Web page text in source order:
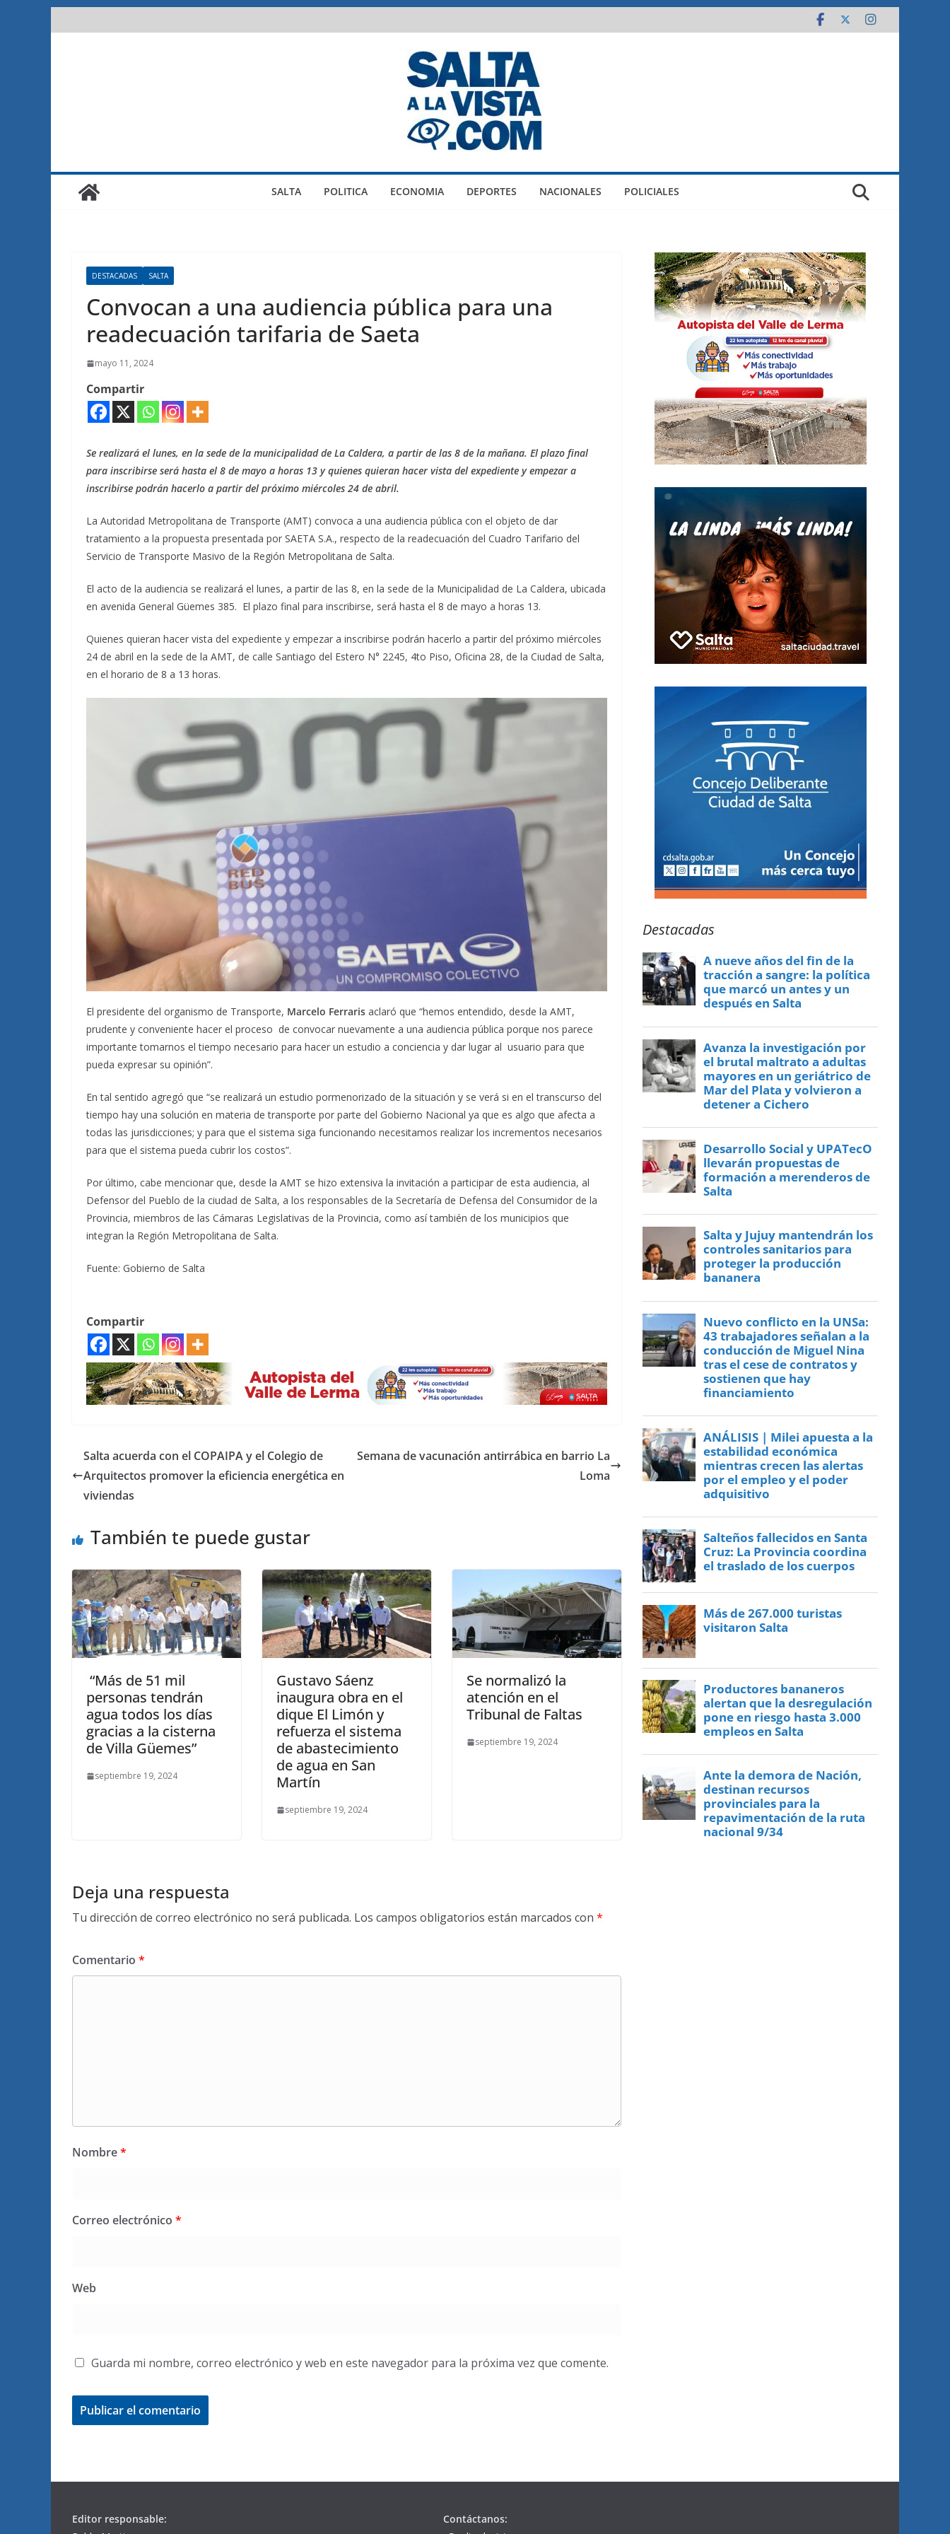
al
SALTA POLITICA ECONOMIA DEPORTES NACIONALES POLICIALES
DESTACADAS SALTA
Convocan a una audiencia pública para una
readecuación tarifaria de Saeta
mayo 11, 2024
Compartir
Se realizará el lunes, en la sede de la municipalidad de La Caldera, a partir de las 8 de la mañana. El plazo final
para inscribirse será hasta el 8 de mayo a horas 13 y quienes quieran hacer vista del expediente y empezar a
inscribirse podrán hacerlo a partir del próximo miércoles 24 de abril.
La Autoridad Metropolitana de Transporte (AMT) convoca a una audiencia pública con el objeto de dar
tratamiento a la propuesta presentada por SAETA S.A., respecto de la readecuación del Cuadro Tarifario del
Servicio de Transporte Masivo de la Región Metropolitana de Salta.
El acto de la audiencia se realizará el lunes, a partir de las 8, en la sede de la Municipalidad de La Caldera, ubicada
en avenida General Güemes 385. El plazo final para inscribirse, será hasta el 8 de mayo a horas 13.
Quienes quieran hacer vista del expediente y empezar a inscribirse podrán hacerlo a partir del próximo miércoles
24 de abril en la sede de la AMT, de calle Santiago del Estero N° 2245, 4to Piso, Oficina 28, de la Ciudad de Salta,
en el horario de 8 a 13 horas.
El presidente del organismo de Transporte, Marcelo Ferraris aclaró que “hemos entendido, desde la AMT,
prudente y conveniente hacer el proceso de convocar nuevamente a una audiencia pública porque nos parece
importante tomarnos el tiempo necesario para hacer un estudio a conciencia y dar lugar al usuario para que
pueda expresar su opinión”.
En tal sentido agregó que “se realizará un estudio pormenorizado de la situación y se verá si en el transcurso del
tiempo hay una solución en materia de transporte por parte del Gobierno Nacional ya que es algo que afecta a
todas las jurisdicciones; y para que el sistema siga funcionando necesitamos realizar los incrementos necesarios
para que el sistema pueda cubrir los costos”.
Por último, cabe mencionar que, desde la AMT se hizo extensiva la invitación a participar de esta audiencia, al
Defensor del Pueblo de la ciudad de Salta, a los responsables de la Secretaría de Defensa del Consumidor de la
Provincia, miembros de las Cámaras Legislativas de la Provincia, como así también de los municipios que
integran la Región Metropolitana de Salta.
Fuente: Gobierno de Salta
Compartir
Salta acuerda con el COPAIPA y el Colegio de
Arquitectos promover la eficiencia energética en
viviendas
Semana de vacunación antirrábica en barrio La
Loma
También te puede gustar
“Más de 51 mil
personas tendrán
agua todos los días
gracias a la cisterna
de Villa Güemes”
septiembre 19, 2024
Gustavo Sáenz
inaugura obra en el
dique El Limón y
refuerza el sistema
de abastecimiento
de agua en San
Martín
septiembre 19, 2024
Se normalizó la
atención en el
Tribunal de Faltas
septiembre 19, 2024
Deja una respuesta
Tu dirección de correo electrónico no será publicada. Los campos obligatorios están marcados con *
Comentario *
Nombre*
Correo electrónico *
Web
Guarda mi nombre, correo electrónico y web en este navegador para la próxima vez que comente.
Destacadas
Editor responsable:
Contáctanos: